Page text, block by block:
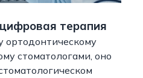
терапия
ортодонтическому
стоматологами, оно